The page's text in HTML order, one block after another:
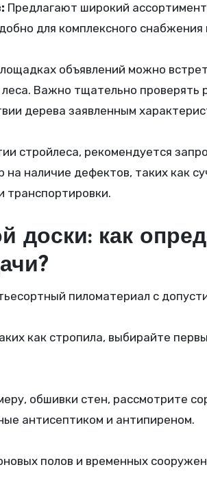
Предлагают широкий
для комплексного снабжения
объявлений можно
Важно тщательно проверять
дерева заявленным
стройлеса, рекомендуется
на наличие дефектов, таких как
транспортировки.
доски: как
пиломатериал с
как стропила, выбирайте
обшивки стен, рассмотрите
антисептиком и антипиреном.
полов и временных